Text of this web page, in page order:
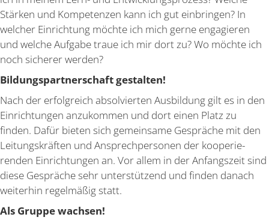
Stärken und Kompe­tenzen kann ich gut einbringen? In
welcher Einrichtung möchte ich mich gerne engagieren
und welche Aufgabe traue ich mir dort zu? Wo möchte ich
noch sicherer werden?
Bildungs­part­ner­schaft gestalten!
Nach der erfolg­reich absol­vierten Ausbildung gilt es in den
Einrich­tungen anzukommen und dort einen Platz zu
finden. Dafür bieten sich gemeinsame Gespräche mit den
Leitungs­kräften und Ansprech­per­sonen der koope­rie­
renden Einrich­tungen an. Vor allem in der Anfangszeit sind
diese Gespräche sehr unter­stützend und finden danach
weiterhin regel­mäßig statt.
Als Gruppe wachsen!